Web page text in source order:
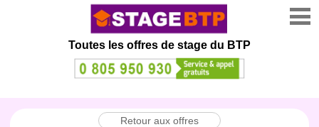
Toutes les offres de stage du BTP
Retour aux offres